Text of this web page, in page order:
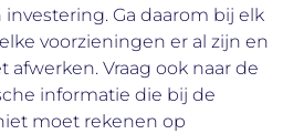
Ga daarom bij elk
voorzieningen er al zijn en
Vraag ook naar de
informatie die bij de
moet rekenen op